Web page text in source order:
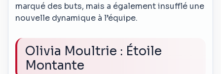
marqué des buts, mais a également insufflé une
nouvelle dynamique à l’équipe.
Olivia Moultrie : Étoile
Montante